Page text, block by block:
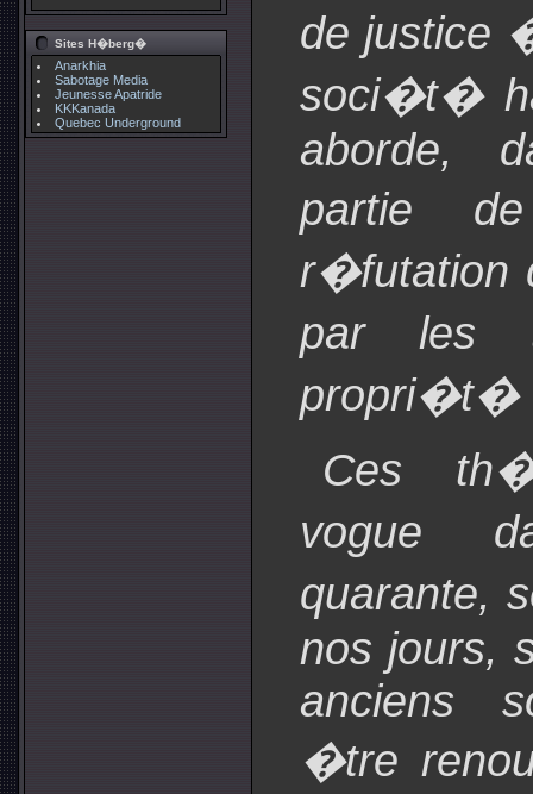
Sites H�berg�
Anarkhia
Sabotage Media
Jeunesse Apatride
KKKanada
Quebec Underground
de justice
soci�t�
aborde,
partie
r�futation
par les
propri�t�
Ces
vogue
quarante,
nos jours,
anciens
�tre